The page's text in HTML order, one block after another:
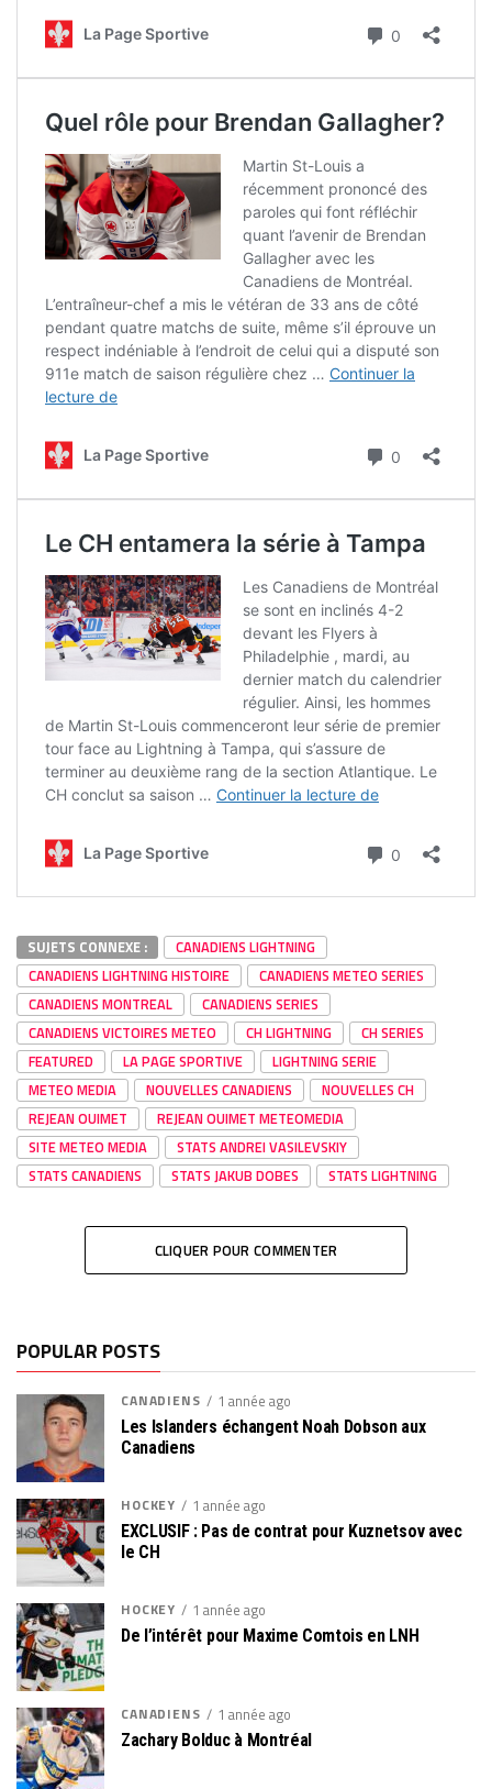
SUJETS CONNEXE :
CANADIENS LIGHTNING
CANADIENS LIGHTNING HISTOIRE
CANADIENS METEO SERIES
CANADIENS MONTREAL
CANADIENS SERIES
CANADIENS VICTOIRES METEO
CH LIGHTNING
CH SERIES
FEATURED
LA PAGE SPORTIVE
LIGHTNING SERIE
METEO MEDIA
NOUVELLES CANADIENS
NOUVELLES CH
REJEAN OUIMET
REJEAN OUIMET METEOMEDIA
SITE METEO MEDIA
STATS ANDREI VASILEVSKIY
STATS CANADIENS
STATS JAKUB DOBES STATS LIGHTNING
CLIQUER POUR COMMENTER
POPULAR POSTS
CANADIENS 1 année ago
Les Islanders échangent Noah Dobson aux
Canadiens
HOCKEY 1 année ago
EXCLUSIF : Pas de contrat pour Kuznetsov avec
le CH
HOCKEY 1 année ago
De l’intérêt pour Maxime Comtois en LNH
CANADIENS 1 année ago
Zachary Bolduc à Montréal